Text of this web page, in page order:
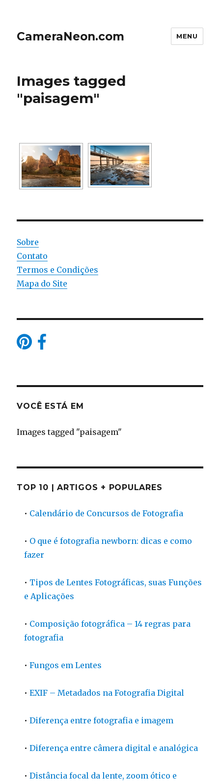
CameraNeon.com MENU
Images tagged
"paisagem"
Sobre
Contato
Termos e Condições
Mapa do Site
VOCÊ ESTÁ EM
Images tagged "paisagem"
TOP 10 | ARTIGOS + POPULARES
• Calendário de Concursos de Fotografia
• O que é fotografia newborn: dicas e como
fazer
• Tipos de Lentes Fotográficas, suas Funções
e Aplicações
• Composição fotográfica – 14 regras para
fotografia
•Fungos em Lentes
•EXIF – Metadados na Fotografia Digital
•Diferença entre fotografia e imagem
•Diferença entre câmera digital e analógica
•Distância focal da lente, zoom ótico e